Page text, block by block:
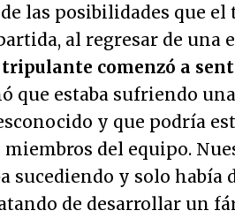
las posibilidades que
al regresar de una
comenzó a
que estaba sufriendo una
y que podría
del equipo.
sucediendo y solo había
de desarrollar un